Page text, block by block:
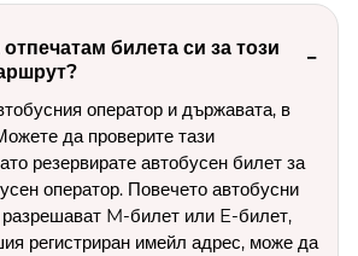
билета си за този
оператор и държавата, в
да проверите тази
резервирате автобусен билет за
оператор. Повечето автобусни
M-билет или E-билет,
регистриран имейл адрес, може да